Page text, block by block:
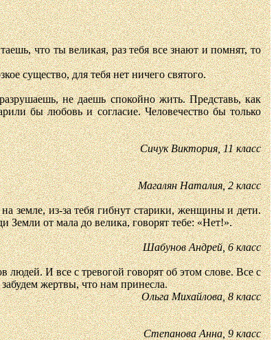
что ты великая, раз тебя все знают и помнят, то
существо, для тебя нет ничего святого.
не даешь спокойно жить. Представь, как
бы любовь и согласие. Человечество бы только
Сичук Виктория, 11 класс
Магалян Наталия, 2 класс
земле, из-за тебя гибнут старики, женщины и дети.
Земли от мала до велика, говорят тебе: «Нет!».
Шабунов Андрей, 6 класс
И все с тревогой говорят об этом слове. Все с
жертвы, что нам принесла.
Ольга Михайлова, 8 класс
Степанова Анна, 9 класс